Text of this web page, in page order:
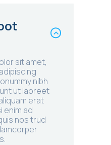
sit amet,
nibh
ut laoreet
erat
enim ad
nos trud